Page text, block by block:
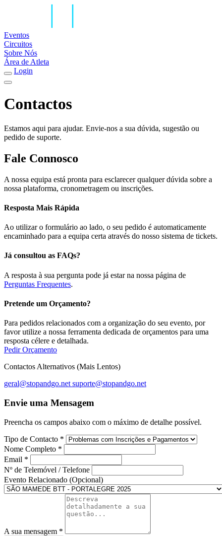
Eventos
Circuitos
Sobre Nós
Área de Atleta
Login
Contactos
Estamos aqui para ajudar. Envie-nos a sua dúvida, sugestão ou
pedido de suporte.
Fale Connosco
A nossa equipa está pronta para esclarecer qualquer dúvida sobre a
nossa plataforma, cronometragem ou inscrições.
Resposta Mais Rápida
Ao utilizar o formulário ao lado, o seu pedido é automaticamente
encaminhado para a equipa certa através do nosso sistema de tickets.
Já consultou as FAQs?
A resposta à sua pergunta pode já estar na nossa página de
Perguntas Frequentes.
Pretende um Orçamento?
Para pedidos relacionados com a organização do seu evento, por
favor utilize a nossa ferramenta dedicada de orçamentos para uma
resposta célere e detalhada.
Pedir Orçamento
Contactos Alternativos (Mais Lentos)
geral@stopandgo.net suporte@stopandgo.net
Envie uma Mensagem
Preencha os campos abaixo com o máximo de detalhe possível.
Tipo de Contacto *
Nome Completo *
Email *
Nº de Telemóvel / Telefone
Evento Relacionado (Opcional)
A sua mensagem *